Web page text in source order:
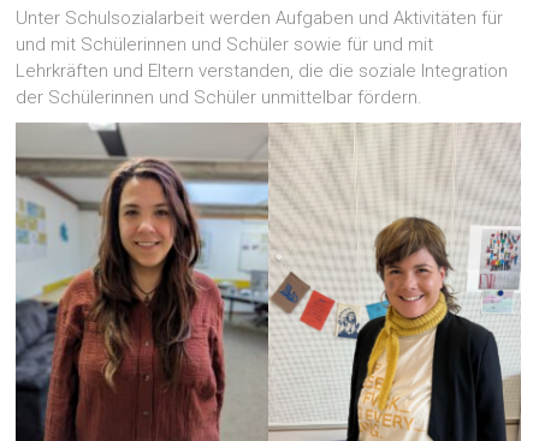
Unter Schulsozialarbeit werden Aufgaben und Aktivitäten für
und mit Schülerinnen und Schüler sowie für und mit
Lehrkräften und Eltern verstanden, die die soziale Integration
der Schülerinnen und Schüler unmittelbar fördern.